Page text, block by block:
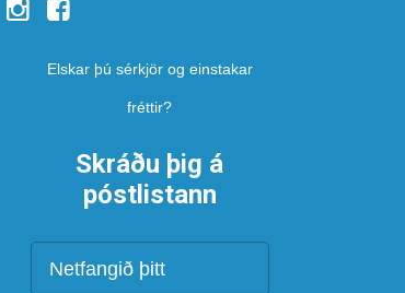
Elskar þú sérkjör og einstakar
fréttir?
Skráðu þig á
póstlistann
Netfang